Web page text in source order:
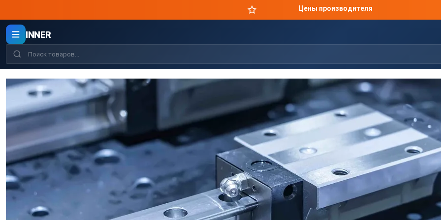
Цены производителя
INNER